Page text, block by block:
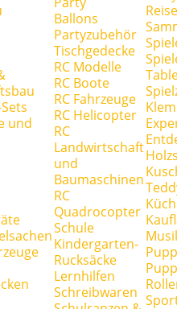
und
Ballons
Partyzubehör
Tischgedecke
RC Modelle
RC Boote
RC Fahrzeuge
RC Helicopter
RC
Landwirtschaft
und
Baumaschinen
RC
Quadrocopter
Schule
Kindergarten-
Rucksäcke
Lernhilfen
Schreibwaren